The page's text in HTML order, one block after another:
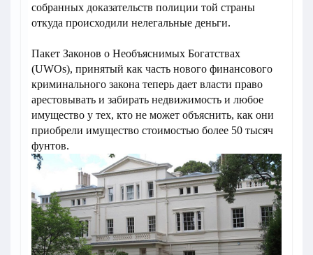
собранных доказательств полиции той страны
откуда происходили нелегальные деньги.
Пакет Законов о Необъяснимых Богатствах
(UWOs), принятый как часть нового финансового
криминального закона теперь дает власти право
арестовывать и забирать недвижимость и любое
имущество у тех, кто не может объяснить, как они
приобрели имущество стоимостью более 50 тысяч
фунтов.